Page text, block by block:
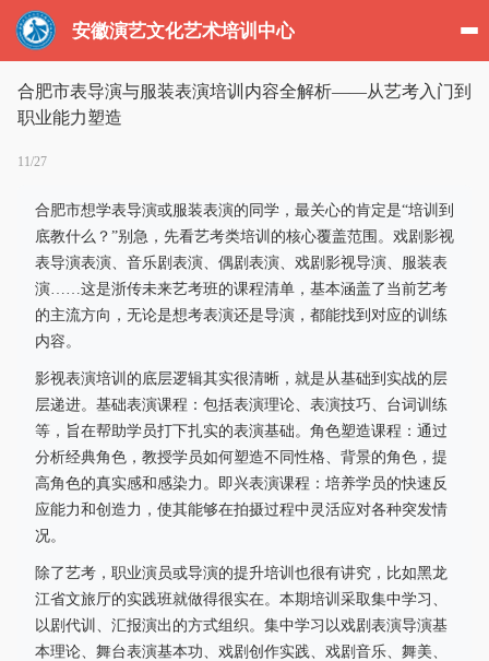
安徽演艺文化艺术培训中心
合肥市表导演与服装表演培训内容全解析——从艺考入门到
职业能力塑造
11/27
合肥市想学表导演或服装表演的同学，最关心的肯定是“培训到
底教什么？”别急，先看艺考类培训的核心覆盖范围。戏剧影视
表导演表演、音乐剧表演、偶剧表演、戏剧影视导演、服装表
演……这是浙传未来艺考班的课程清单，基本涵盖了当前艺考
的主流方向，无论是想考表演还是导演，都能找到对应的训练
内容。
影视表演培训的底层逻辑其实很清晰，就是从基础到实战的层
层递进。基础表演课程：包括表演理论、表演技巧、台词训练
等，旨在帮助学员打下扎实的表演基础。角色塑造课程：通过
分析经典角色，教授学员如何塑造不同性格、背景的角色，提
高角色的真实感和感染力。即兴表演课程：培养学员的快速反
应能力和创造力，使其能够在拍摄过程中灵活应对各种突发情
况。
除了艺考，职业演员或导演的提升培训也很有讲究，比如黑龙
江省文旅厅的实践班就做得很实在。本期培训采取集中学习、
以剧代训、汇报演出的方式组织。集中学习以戏剧表演导演基
本理论、舞台表演基本功、戏剧创作实践、戏剧音乐、舞美、